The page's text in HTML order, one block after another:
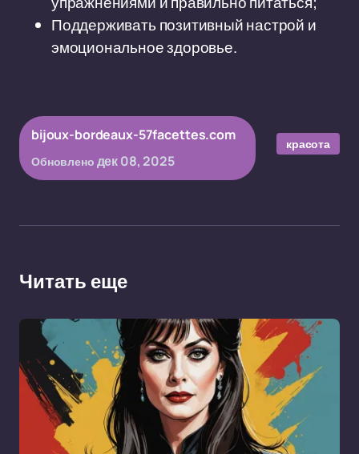
Поддерживать позитивный настрой и
эмоциональное здоровье.
bijoux-bordeaux-57facettes.com
Обновлено дек 08, 2025
красота
Читать еще